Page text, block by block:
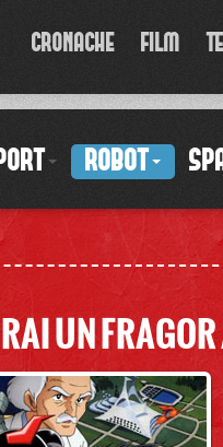
CRONACHE FILM
ROBOT
UN